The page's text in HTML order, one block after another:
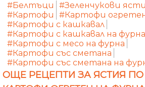
#Белтъци #Зеленчукови
#Картофи
#Картофи
#Картофи с кашкавал
#Картофи с кашкавал на фурна
#Картофи с месо на фурна
#Картофи със сметана
#Картофи със сметана на
ОЩЕ РЕЦЕПТИ ЗА ЯСТИЯ ПО